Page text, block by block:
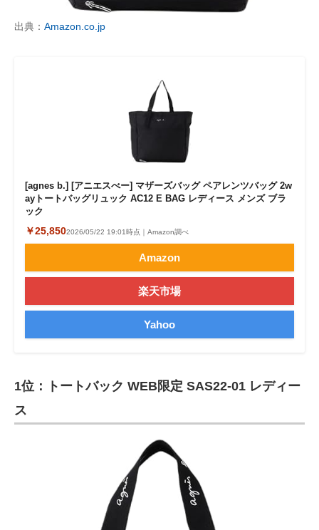
出典： Amazon.co.jp
[agnes b.] [アニエスべー] マザーズバッグ ペアレンツバッグ 2w
ayトートバッグリュック AC12 E BAG レディース メンズ ブラ
ック
￥25,8502026/05/22 19:01時点｜Amazon調べ
Amazon
楽天市場
Yahoo
1位：トートバック WEB限定 SAS22-01 レディー
ス